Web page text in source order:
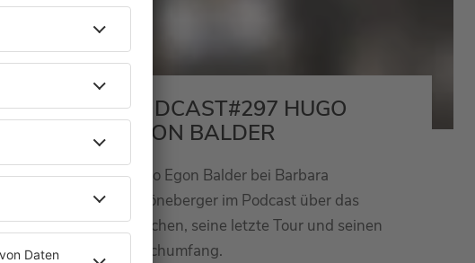
PODCAST#297 HUGO
EGON BALDER
Hugo Egon Balder bei Barbara
Schöneberger im Podcast über das
Rauchen, seine letzte Tour und seinen
Bauchumfang.